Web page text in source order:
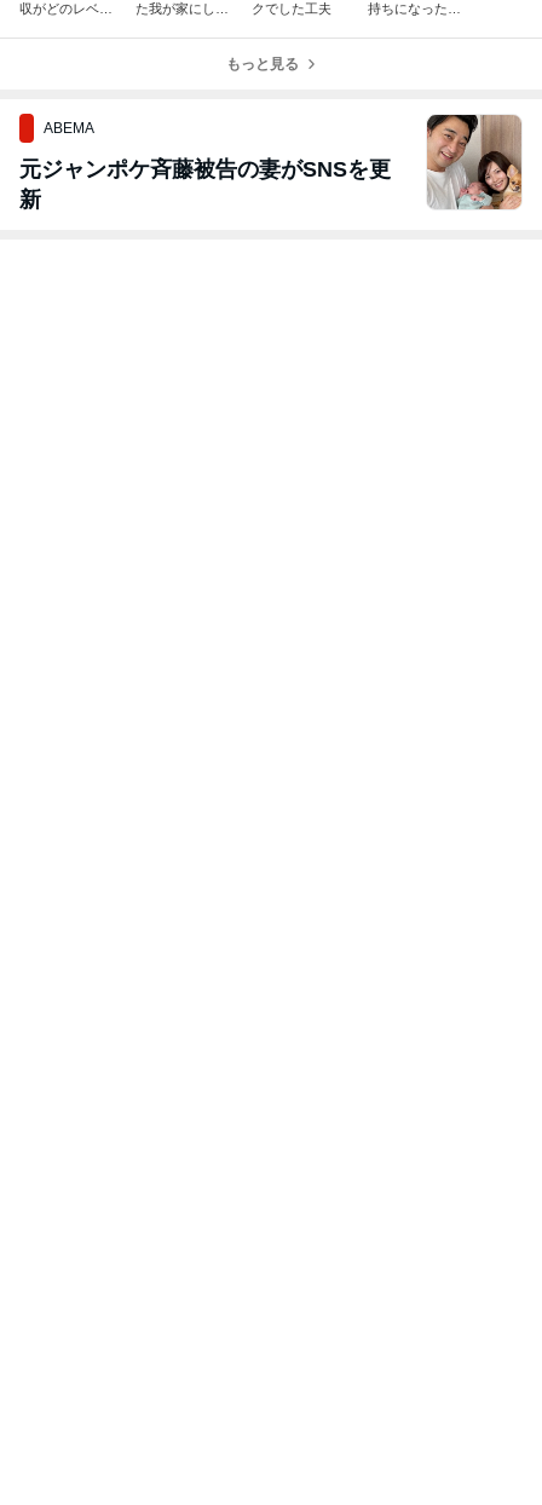
収がどのレベル
た我が家にして
クでした工夫
持ちになった気
もっと見る
ABEMA
元ジャンポケ斉藤被告の妻がSNSを更
新